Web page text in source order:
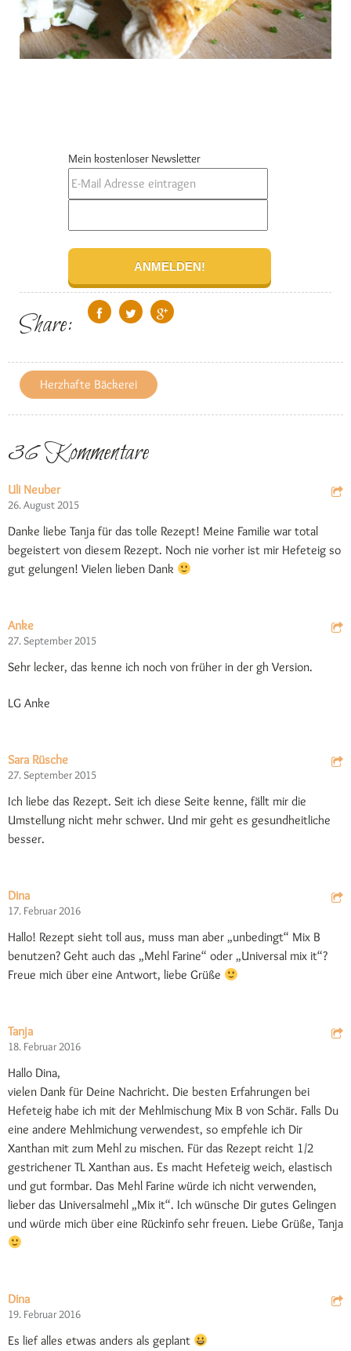
Mein kostenloser Newsletter
Share:
Herzhafte Bäckerei
36 Kommentare
Uli Neuber
26. August 2015
Danke liebe Tanja für das tolle Rezept! Meine Familie war total
begeistert von diesem Rezept. Noch nie vorher ist mir Hefeteig so
gut gelungen! Vielen lieben Dank
Anke
27. September 2015
Sehr lecker, das kenne ich noch von früher in der gh Version.
LG Anke
Sara Rüsche
27. September 2015
Ich liebe das Rezept. Seit ich diese Seite kenne, fällt mir die
Umstellung nicht mehr schwer. Und mir geht es gesundheitliche
besser.
Dina
17. Februar 2016
Hallo! Rezept sieht toll aus, muss man aber „unbedingt“ Mix B
benutzen? Geht auch das „Mehl Farine“ oder „Universal mix it“?
Freue mich über eine Antwort, liebe Grüße
Tanja
18. Februar 2016
Hallo Dina,
vielen Dank für Deine Nachricht. Die besten Erfahrungen bei
Hefeteig habe ich mit der Mehlmischung Mix B von Schär. Falls Du
eine andere Mehlmichung verwendest, so empfehle ich Dir
Xanthan mit zum Mehl zu mischen. Für das Rezept reicht 1/2
gestrichener TL Xanthan aus. Es macht Hefeteig weich, elastisch
und gut formbar. Das Mehl Farine würde ich nicht verwenden,
lieber das Universalmehl „Mix it“. Ich wünsche Dir gutes Gelingen
und würde mich über eine Rückinfo sehr freuen. Liebe Grüße, Tanja
Dina
19. Februar 2016
Es lief alles etwas anders als geplant